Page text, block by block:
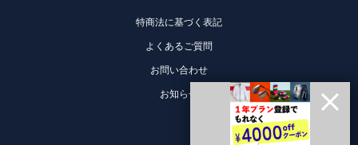
特商法に基づく表記
よくあるご質問
お問い合わせ
お知らせ